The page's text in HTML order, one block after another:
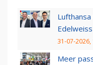
Lufthansa
31-07-2026,
Meer